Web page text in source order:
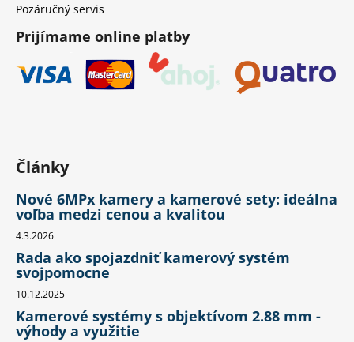
Pozáručný servis
Prijímame online platby
Články
Nové 6MPx kamery a kamerové sety: ideálna
voľba medzi cenou a kvalitou
4.3.2026
Rada ako spojazdniť kamerový systém
svojpomocne
10.12.2025
Kamerové systémy s objektívom 2.88 mm -
výhody a využitie